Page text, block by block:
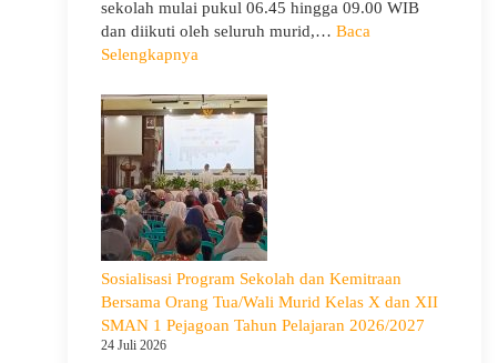
sekolah mulai pukul 06.45 hingga 09.00 WIB
dan diikuti oleh seluruh murid,… Baca
Selengkapnya:
Hari
Anak
Nasional
2026,
SMA
Negeri
1
Pejagoan
Gelar
Deklarasi
Integritas
Sosialisasi Program Sekolah dan Kemitraan
Bersama Orang Tua/Wali Murid Kelas X dan XII
SMAN 1 Pejagoan Tahun Pelajaran 2026/2027
24 Juli 2026